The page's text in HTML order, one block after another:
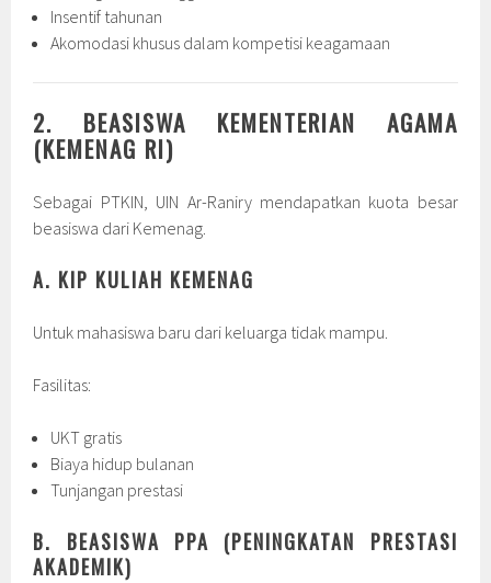
Insentif tahunan
Akomodasi khusus dalam kompetisi keagamaan
2. BEASISWA KEMENTERIAN AGAMA
(KEMENAG RI)
Sebagai PTKIN, UIN Ar-Raniry mendapatkan kuota besar
beasiswa dari Kemenag.
A. KIP KULIAH KEMENAG
Untuk mahasiswa baru dari keluarga tidak mampu.
Fasilitas:
UKT gratis
Biaya hidup bulanan
Tunjangan prestasi
B. BEASISWA PPA (PENINGKATAN PRESTASI
AKADEMIK)